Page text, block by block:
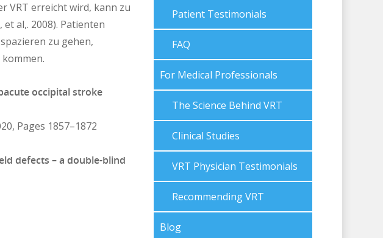
VRT erreicht wird, kann zu
al,. 2008). Patienten
zu gehen,
occipital stroke
Pages 1857–1872
defects – a double-blind
Patient Testimonials
FAQ
For Medical Professionals
The Science Behind VRT
Clinical Studies
VRT Physician Testimonials
Recommending VRT
Blog